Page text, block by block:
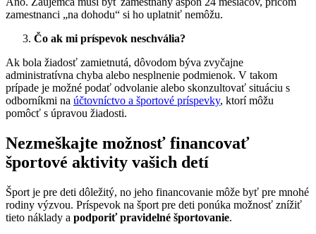
zamestnanci „na dohodu“ si ho uplatniť nemôžu.
Čo ak mi príspevok neschvália?
Ak bola žiadosť zamietnutá, dôvodom býva zvyčajne
administratívna chyba alebo nesplnenie podmienok. V takom
prípade je možné podať odvolanie alebo skonzultovať situáciu s
odborníkmi na účtovníctvo a športové príspevky, ktorí môžu
pomôcť s úpravou žiadosti.
Nezmeškajte možnosť financovať
športové aktivity vašich detí
Šport je pre deti dôležitý, no jeho financovanie môže byť pre mnohé
rodiny výzvou. Príspevok na šport pre deti ponúka možnosť znížiť
tieto náklady a podporiť pravidelné športovanie.